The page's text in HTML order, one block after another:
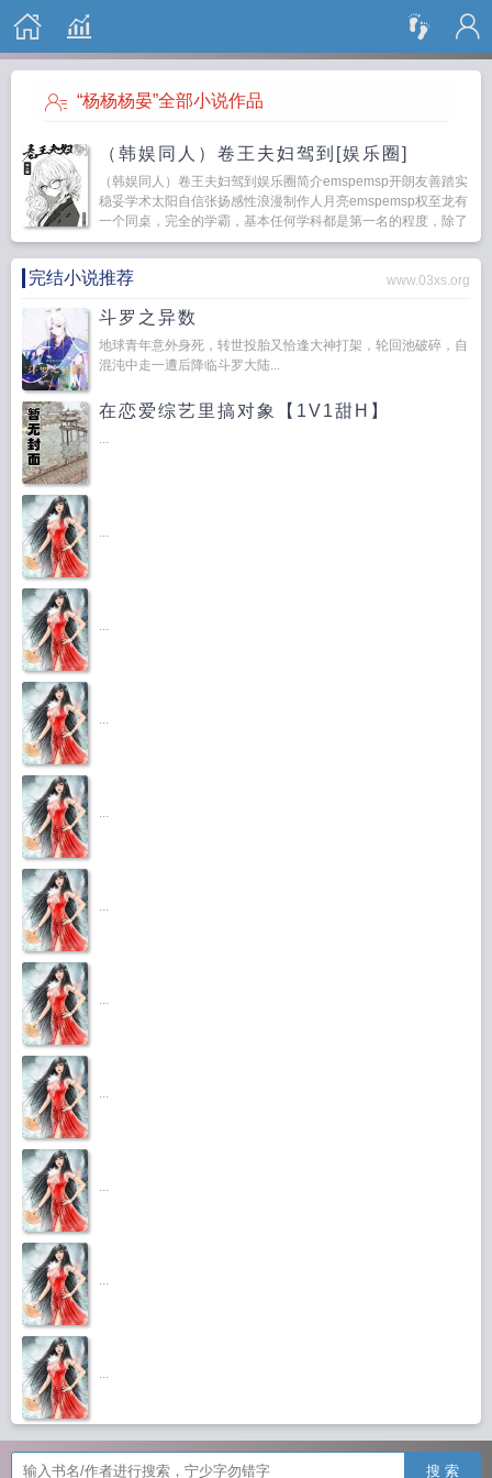
搜 索
“杨杨杨晏”全部小说作品
（韩娱同人）卷王夫妇驾到[娱乐圈]
（韩娱同人）卷王夫妇驾到娱乐圈简介emspemsp开朗友善踏实
稳妥学术太阳自信张扬感性浪漫制作人月亮emspemsp权至龙有
一个同桌，完全的学霸，基本任何学科都是第一名的程度，除了
音乐。emspems...
完结小说推荐 www.03xs.org
斗罗之异数
地球青年意外身死，转世投胎又恰逢大神打架，轮回池破碎，自
混沌中走一遭后降临斗罗大陆...
在恋爱综艺里搞对象【1V1甜H】
...
...
...
...
...
...
...
...
...
...
...
搜 索